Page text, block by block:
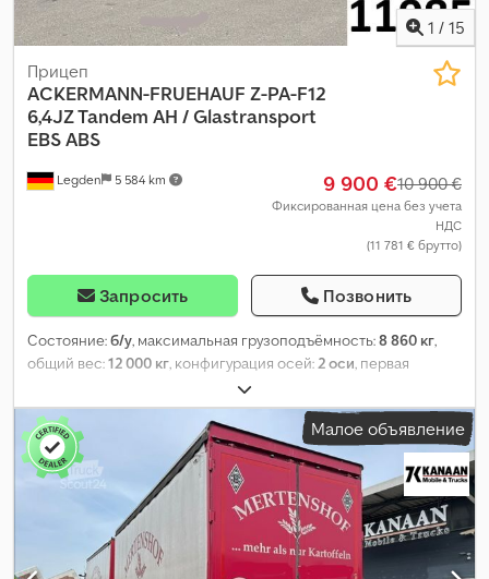
1 / 15
Legden 5 584 km
Прицеп
ACKERMANN-FRUEHAUF Z-PA-F12
6,4JZ Tandem AH / Glastransport
EBS ABS
9 900 €10 900 €
Фиксированная цена без учета
НДС
(11 781 € брутто)
Запросить Позвонить
Состояние:б/у, максимальная грузоподъёмность:8 860 кг,
общий вес:12 000 кг , конфигурация осей: 2 оси , первая
, следующая проверка (TÜV):
длина грузового отсека:6 337 мм, ширина пространства для
загрузки:
, высота грузового отсека:506 мм, объем
грузового пространства:7 м³, общая ширина:
, общая
высота:1 340 мм , Оборудование:
Малое объявление